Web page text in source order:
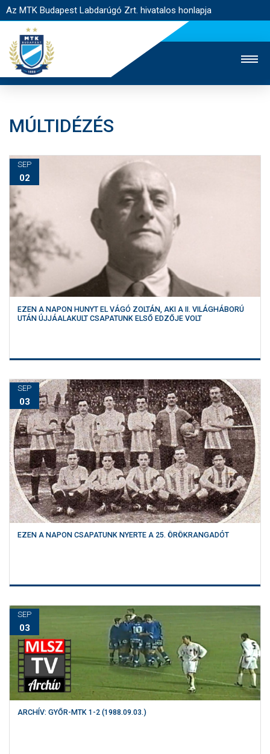
Az MTK Budapest Labdarúgó Zrt. hivatalos honlapja
JEGYÉRTÉKESÍTÉS
WEBSHOP
EGYESÜLET
KAPCSOLAT
NYITÓLAP
HÍREK
CSAPATOK
MÉRKŐZÉSEK
KLUB
SZURKOLÓI ÉLMÉNYEK
AKKREDITÁCIÓ
MÚLTIDÉZÉS
SEP
02
EZEN A NAPON HUNYT EL VÁGÓ ZOLTÁN, AKI A II. VILÁGHÁBORÚ
UTÁN ÚJJÁALAKULT CSAPATUNK ELSŐ EDZŐJE VOLT
SEP
03
EZEN A NAPON CSAPATUNK NYERTE A 25. ÖRÖKRANGADÓT
SEP
03
ARCHÍV: GYŐR-MTK 1-2 (1988.09.03.)